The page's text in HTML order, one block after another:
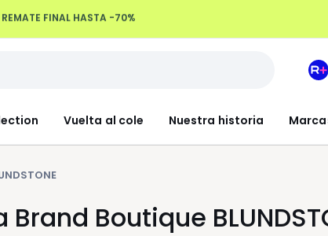
Devoluciones hasta 100 días
Vuelta al cole Nuestra historia
Mi
Boutique